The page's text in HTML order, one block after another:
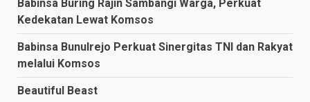
Babinsa Buring Rajin Sambangi Warga, Perkuat
Kedekatan Lewat Komsos
Babinsa Bunulrejo Perkuat Sinergitas TNI dan Rakyat
melalui Komsos
Beautiful Beast